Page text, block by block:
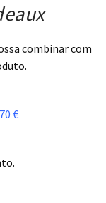
combinar com
€